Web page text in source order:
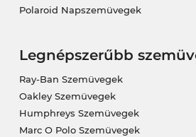
Polaroid Napszemüvegek
Legnépszerűbb
Ray-Ban Szemüvegek
Oakley Szemüvegek
Humphreys Szemüvegek
Marc O Polo Szemüvegek